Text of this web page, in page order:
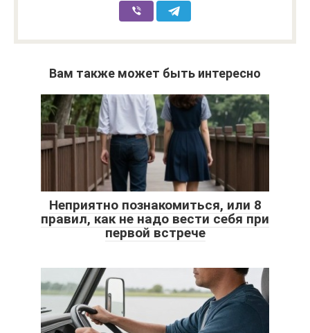
Вам также может быть интересно
Неприятно познакомиться, или 8
правил, как не надо вести себя при
первой встрече